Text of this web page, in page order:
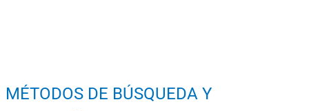
MÉTODOS DE BÚSQUEDA Y